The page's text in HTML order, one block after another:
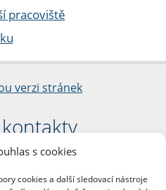
s cookies
cookies a další sledovací nástroje
pracoviště
verzi stránek
fakulta
Palacha 1/2